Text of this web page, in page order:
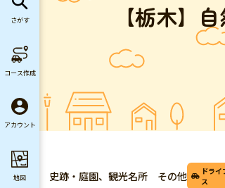
【栃木】
史跡・庭園、観光名所 その他
ドライ
ス
さがす
コース作成
アカウント
地図